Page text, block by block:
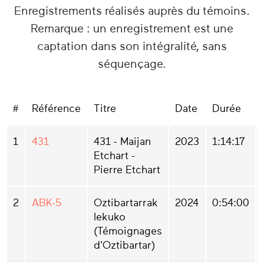
Enregistrements réalisés auprès du témoins.
Remarque : un enregistrement est une
captation dans son intégralité, sans
séquençage.
# Référence Titre Date Durée
1 431
431 - Maijan
Etchart -
Pierre Etchart
2023 1:14:17
2 ABK-5
Oztibartarrak
lekuko
(Témoignages
d'Oztibartar)
2024 0:54:00